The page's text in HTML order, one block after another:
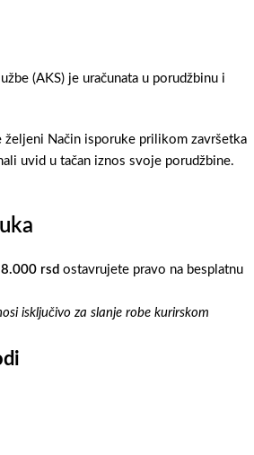
(AKS) je uračunata u porudžbinu i
željeni Način isporuke prilikom završetka
uvid u tačan iznos svoje porudžbine.
8.000 rsd ostavrujete pravo na besplatnu
isključivo za slanje robe kurirskom